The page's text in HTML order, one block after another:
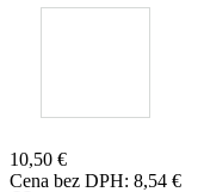
10,50 €
Cena bez DPH: 8,54 €